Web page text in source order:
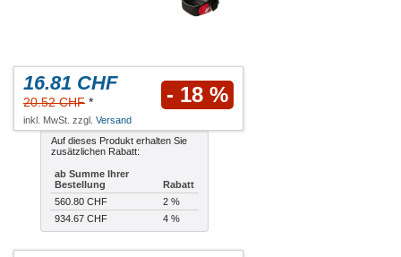
16.81 CHF
20.52 CHF * - 18 %
inkl. MwSt. zzgl. Versand
Auf dieses Produkt erhalten Sie
zusätzlichen Rabatt:
ab Summe Ihrer
Bestellung
Rabatt
560.80 CHF
2 %
934.67 CHF
4 %